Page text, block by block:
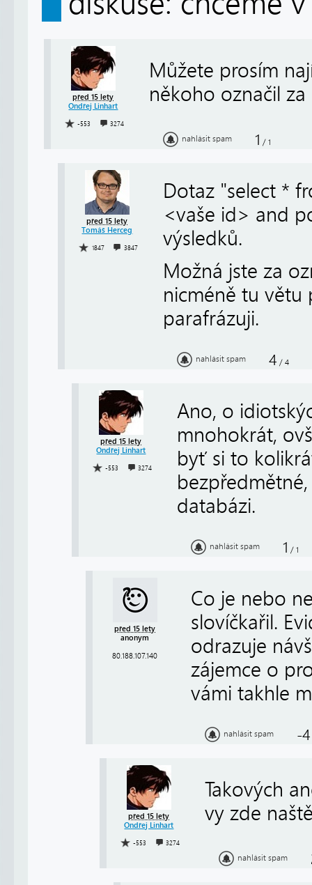
před 15 lety
Ondřej Linhart
-553 3274
Můžete prosím
někoho označil za
nahlásit spam 1 / 1
před 15 lety
Tomáš Herceg
1847 3847
Dotaz "select *
<vaše id> and
výsledků.
Možná jste za
nicméně tu větu
parafrázuji.
nahlásit spam 4 / 4
před 15 lety
Ondřej Linhart
-553 3274
Ano, o
mnohokrát,
byť si to
databázi.
nahlásit spam 1 / 1
před 15 lety
anonym
80.188.107.140
Co je nebo
slovíčkařil.
odrazuje
zájemce o
vámi takhle
nahlásit spam -4
před 15 lety
Ondřej Linhart
-553 3274
Takových
vy zde
nahlásit spam